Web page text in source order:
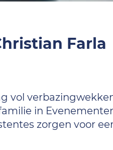
Farla
vol
in
zorgen voor